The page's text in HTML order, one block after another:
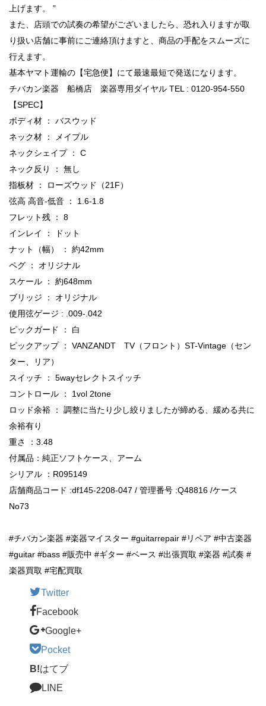
上げます。 ”
また、店頭での試奏の希望がございましたら、恐れ入りますが取
り扱い店舗に事前にご連絡頂けますと、商品の手配をスムーズに
行えます。
基本ヤマト運輸の【宅急便】にて最速最短で発送になります。
チバカン楽器 船橋店 楽器専用ダイヤル TEL : 0120-954-550
【SPEC】
ボディ材 ： バスウッド
ネック材 ： メイプル
ネックシェイプ ： C
ネック反り ： 無し
指板材 ： ローズウッド（21F）
弦高 高音-低音 ： 1.6-1.8
フレット残 ： 8
インレイ ： ドット
ナット（幅） ： 約42mm
ペグ ： オリジナル
スケール ： 約648mm
ブリッジ ： オリジナル
使用弦ゲージ : .009-.042
ピックガード ： 白
ピックアップ ： VANZANDT TV（フロント）ST-Vintage（セン
ター、リア）
スイッチ ： 5wayセレクトスイッチ
コントロール ： 1vol 2tone
ロッド余裕 ： 調整に当たり少し絞りましたが締める、緩める共に
余裕有り
重さ ：3.48
付属品：純正ソフトケース、アーム
シリアル ：R095149
店舗商品コード :df145-2208-047 / 管理番号 :Q48816 /ケース
No73
#チバカン楽器 #楽器マイスター #guitarrepair #リペア #中古楽器
#guitar #bass #販売中 #ギター #ベース #出張買取 #楽器 #試奏 #
楽器買取 #宅配買取
Twitter
Facebook
Google+
Pocket
B!はてブ
LINE